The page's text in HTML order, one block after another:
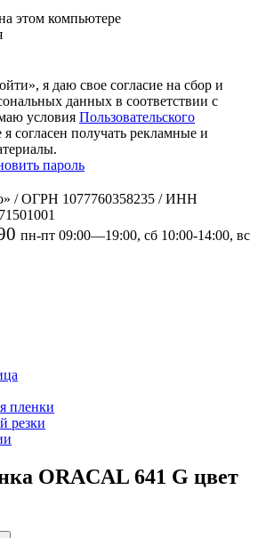
этом компьютере
я даю свое согласие на сбор и
данных в соответствии с
условия Пользовательского
я согласен получать рекламные и
пароль
/ ОГРН 1077760358235 / ИНН
пн-пт 09:00—19:00, сб 10:00-14:00, вс
пленки
резки
ORACAL 641 G цвет